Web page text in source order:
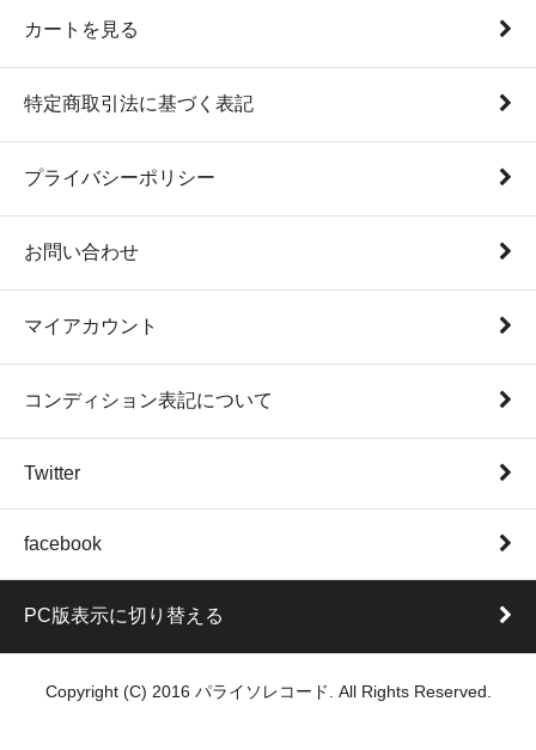
カートを見る
特定商取引法に基づく表記
プライバシーポリシー
お問い合わせ
マイアカウント
コンディション表記について
Twitter
facebook
PC版表示に切り替える
Copyright (C) 2016 パライソレコード. All Rights Reserved.